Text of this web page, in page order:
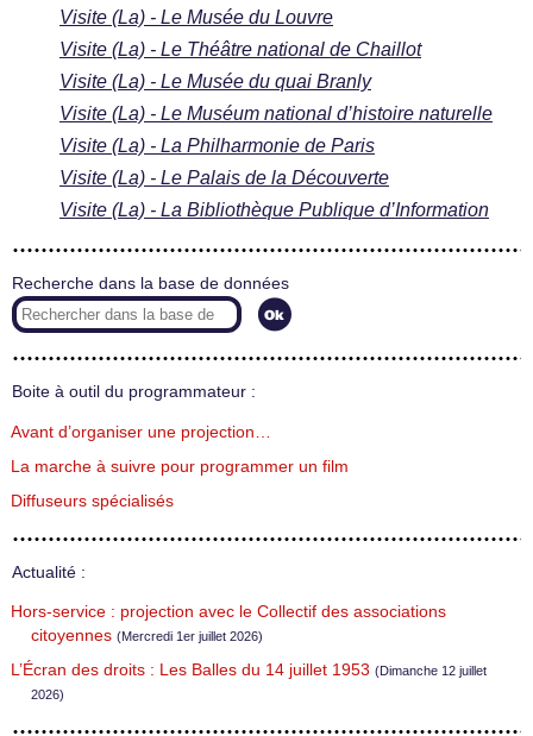
Visite (La) - Le Musée du Louvre
Visite (La) - Le Théâtre national de Chaillot
Visite (La) - Le Musée du quai Branly
Visite (La) - Le Muséum national d’histoire naturelle
Visite (La) - La Philharmonie de Paris
Visite (La) - Le Palais de la Découverte
Visite (La) - La Bibliothèque Publique d’Information
Recherche dans la base de données
Boite à outil du programmateur :
Avant d’organiser une projection…
La marche à suivre pour programmer un film
Diffuseurs spécialisés
Actualité :
Hors-service : projection avec le Collectif des associations
citoyennes (Mercredi 1er juillet 2026)
L’Écran des droits : Les Balles du 14 juillet 1953 (Dimanche 12 juillet
2026)